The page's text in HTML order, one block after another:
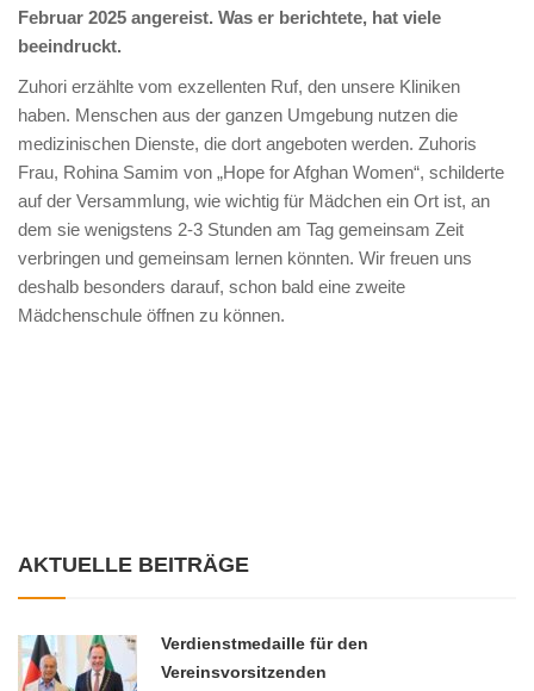
Februar 2025 angereist. Was er berichtete, hat viele
beeindruckt.
Zuhori erzählte vom exzellenten Ruf, den unsere Kliniken
haben. Menschen aus der ganzen Umgebung nutzen die
medizinischen Dienste, die dort angeboten werden. Zuhoris
Frau, Rohina Samim von „Hope for Afghan Women“, schilderte
auf der Versammlung, wie wichtig für Mädchen ein Ort ist, an
dem sie wenigstens 2-3 Stunden am Tag gemeinsam Zeit
verbringen und gemeinsam lernen könnten. Wir freuen uns
deshalb besonders darauf, schon bald eine zweite
Mädchenschule öffnen zu können.
AKTUELLE BEITRÄGE
Verdienstmedaille für den
Vereinsvorsitzenden